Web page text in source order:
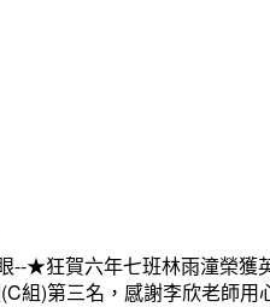
--★狂賀六年七班林雨潼榮
組)第三名，感謝李欣老師